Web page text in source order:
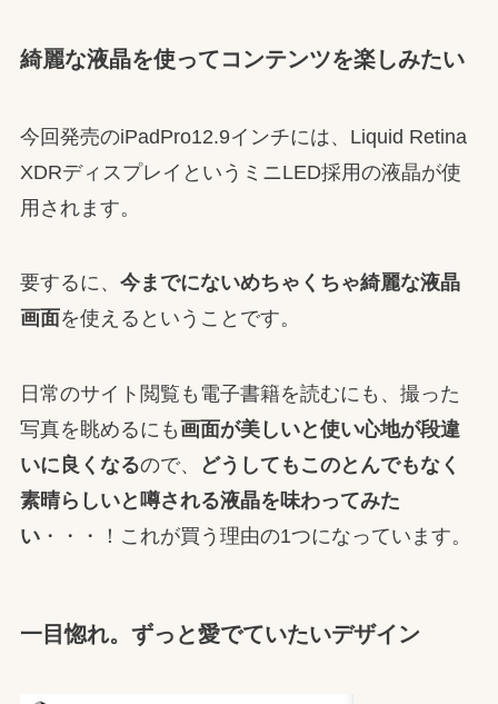
綺麗な液晶を使ってコンテンツを楽しみたい
今回発売のiPadPro12.9インチには、Liquid Retina
XDRディスプレイというミニLED採用の液晶が使
用されます。
要するに、 今までにないめちゃくちゃ綺麗な液晶
画面を使えるということです。
日常のサイト閲覧も電子書籍を読むにも、撮った
写真を眺めるにも 画面が美しいと使い心地が段違
いに良くなるので、
どうしてもこのとんでもなく
素晴らしいと噂される液晶を味わってみた
い・・・！これが買う理由の1つになっています。
一目惚れ。ずっと愛でていたいデザイン